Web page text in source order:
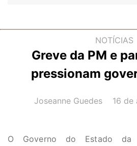
NOTÍCIAS
Greve da PM e
pressionam
AUTOR(A):
Joseanne Guedes DATA:
16 de
O Governo do Estado da